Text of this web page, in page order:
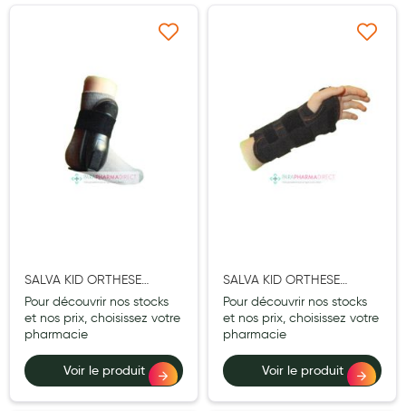
Toilette du bébé
Accessoires bébé
Alimentation
Soins enfant
Accessoires maternité
Gammes spécifiques tisanes allaitement et compléments
maternité
Nature
Aromathérapie
SALVA KID ORTHESE
STABILISATRICE CHEVILLE
ENFANT
Pour découvrir nos stocks
et nos prix, choisissez votre
pharmacie
Voir le produit
Ajouter à ma liste d’envie
SALVA KID ORTHESE
POIGNET MAIN
AMBIDEXTRE ENFANT
Pour découvrir nos stocks
et nos prix, choisissez votre
pharmacie
Voir le produit
Ajouter à ma liste